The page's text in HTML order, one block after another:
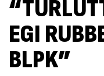
EGI
BLPK”